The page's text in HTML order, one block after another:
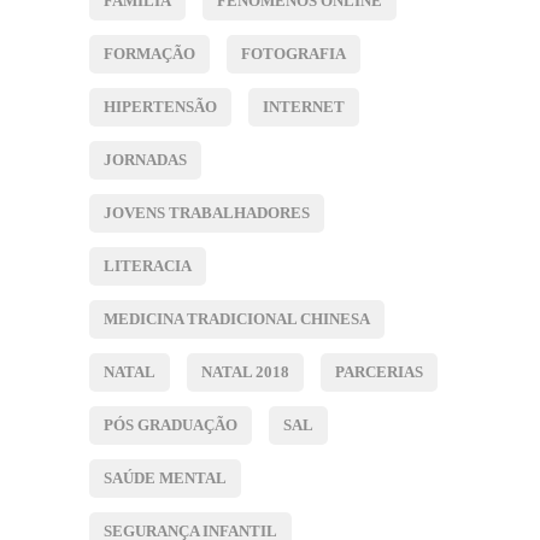
FORMAÇÃO FOTOGRAFIA
HIPERTENSÃO INTERNET
JORNADAS
JOVENS TRABALHADORES
LITERACIA
MEDICINA TRADICIONAL CHINESA
NATAL NATAL 2018 PARCERIAS
PÓS GRADUAÇÃO SAL
SAÚDE MENTAL
SEGURANÇA INFANTIL